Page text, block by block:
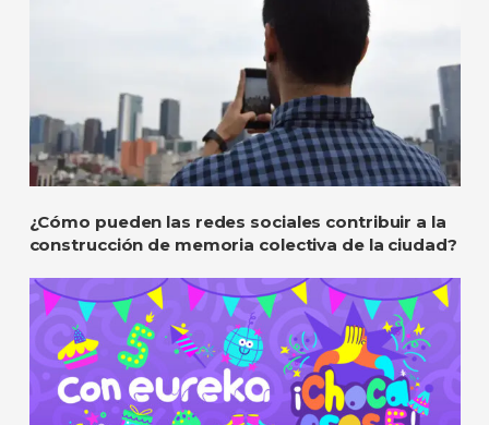
¿Cómo pueden las redes sociales contribuir a la
construcción de memoria colectiva de la ciudad?